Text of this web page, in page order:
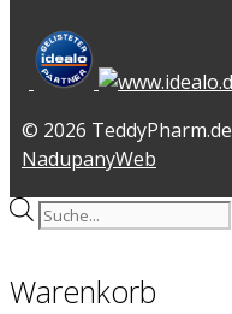
© 2026
NadupanyWeb
Products
Warenkorb